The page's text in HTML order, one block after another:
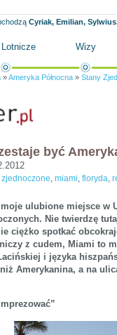
Cyriak, Emilian,
Wizy
»Ameryka Północna » Stany
być
, miami, floryda,
ulubione miejsce w
Nie twierdzę
ciężko spotkać
z cudem, Miami to
i języka
Amerykanina, a na